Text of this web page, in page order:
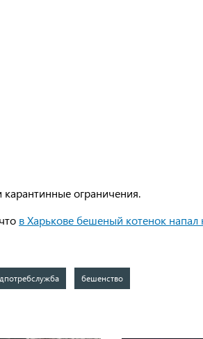
карантинные ограничения.
в Харькове бешеный котенок
бешенство